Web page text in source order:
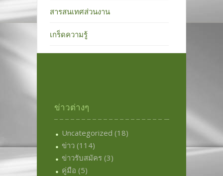
สารสนเทศส่วนงาน
เกร็ดความรู้
ข่าวต่างๆ
Uncategorized (18)
ข่าว (114)
ข่าวรับสมัคร (3)
คู่มือ (5)